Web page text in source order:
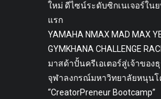
ใหม่ ดีไซน์ระดับซิกเนเจอร์ใน
แรก
YAMAHA NMAX MAD MAX
GYMKHANA CHALLENGE
มาสด้าปั้นครีเอเตอร์สู่เจ้าของ
จุฬาลงกรณ์มหาวิทยาลัยหนุนโ
“CreatorPreneur Bootcamp”